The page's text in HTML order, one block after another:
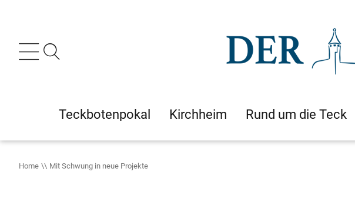
Teckbotenpokal Kirchheim Rund um die Teck
Home Mit Schwung in neue Projekte